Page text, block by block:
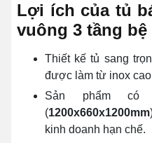
Lợi ích của tủ
vuông 3 tầng
Thiết kế tủ sang
được làm từ inox
Sản phẩm có
(1200x660x1200mm
kinh doanh hạn chế.